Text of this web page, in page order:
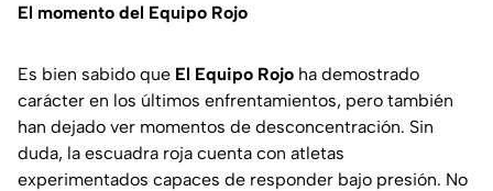
El momento del Equipo Rojo
Es bien sabido que El Equipo Rojo ha demostrado
carácter en los últimos enfrentamientos, pero también
han dejado ver momentos de desconcentración. Sin
duda, la escuadra roja cuenta con atletas
experimentados capaces de responder bajo presión. No